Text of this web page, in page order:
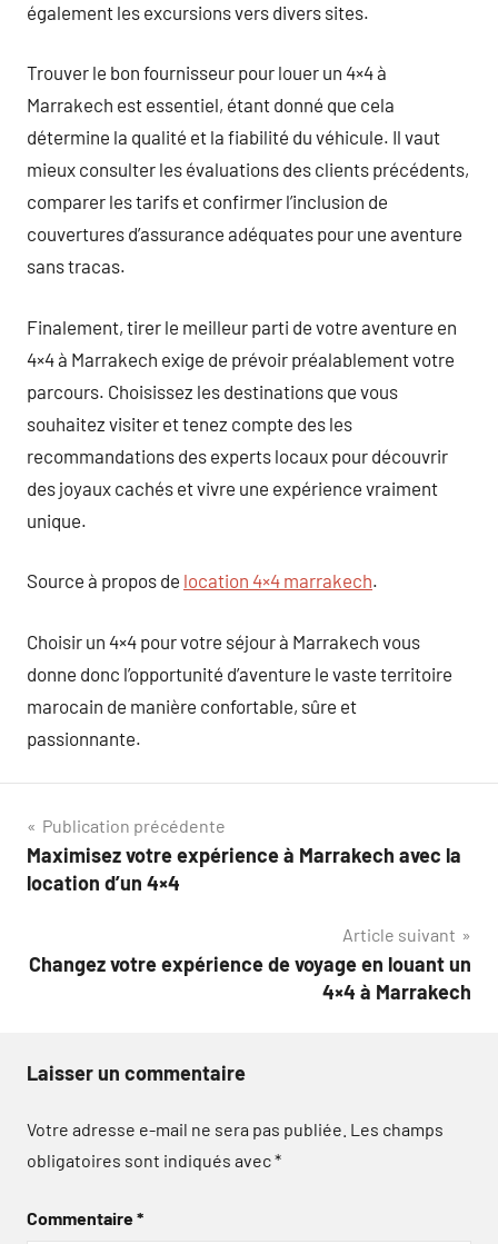
également les excursions vers divers sites.
Trouver le bon fournisseur pour louer un 4×4 à
Marrakech est essentiel, étant donné que cela
détermine la qualité et la fiabilité du véhicule. Il vaut
mieux consulter les évaluations des clients précédents,
comparer les tarifs et confirmer l’inclusion de
couvertures d’assurance adéquates pour une aventure
sans tracas.
Finalement, tirer le meilleur parti de votre aventure en
4×4 à Marrakech exige de prévoir préalablement votre
parcours. Choisissez les destinations que vous
souhaitez visiter et tenez compte des les
recommandations des experts locaux pour découvrir
des joyaux cachés et vivre une expérience vraiment
unique.
Source à propos de location 4×4 marrakech.
Choisir un 4×4 pour votre séjour à Marrakech vous
donne donc l’opportunité d’aventure le vaste territoire
marocain de manière confortable, sûre et
passionnante.
Navigation
de
Publication précédente
Maximisez votre expérience à Marrakech avec la
location d’un 4×4
Article suivant
Changez votre expérience de voyage en louant un
4×4 à Marrakech
Laisser un commentaire
Votre adresse e-mail ne sera pas publiée. Les champs
obligatoires sont indiqués avec*
Commentaire*